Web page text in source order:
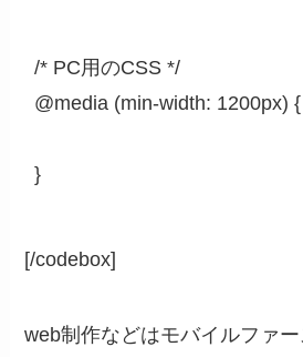
/* PC用のCSS */
@media (min-width: 1200px) {
}
[/codebox]
web制作などはモバイルファー